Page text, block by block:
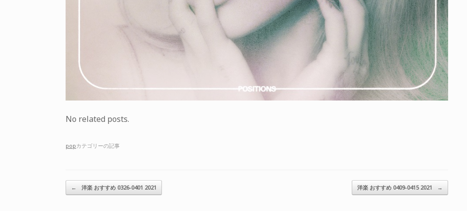
No related posts.
popカテゴリーの記事
投稿ナビゲーション
← 洋楽 おすすめ 0326-0401 2021 洋楽 おすすめ 0409-0415 2021 →